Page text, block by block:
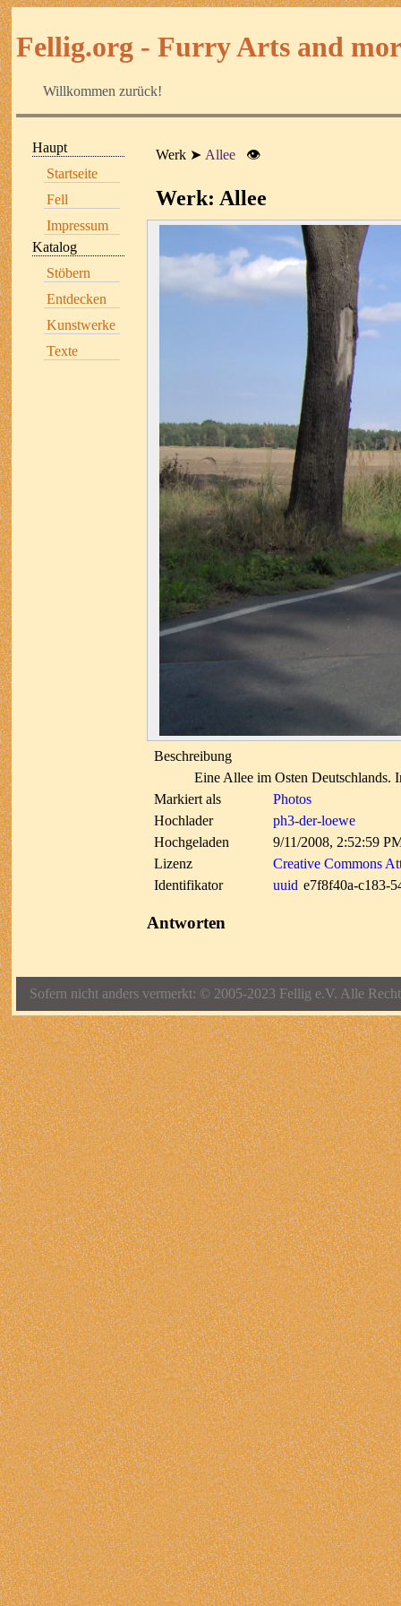
Fellig.org - Furry Arts and
Willkommen zurück!
Haupt
Startseite
Fell
Impressum
Katalog
Stöbern
Entdecken
Kunstwerke
Texte
Werk Allee 👁
Werk: Allee
Beschreibung
Eine Allee im Osten Deutschlands.
Markiert als
Photos
Hochlader
ph3-der-loewe
Hochgeladen
9/11/2008, 2:52:59
Lizenz
Creative Commons
Identifikator
uuid e7f8f40a-c183-
Antworten
Sofern nicht anders vermerkt: © 2005-2023 Fellig e.V. Alle